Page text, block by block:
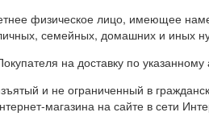
физическое лицо, имеющее
семейных, домашних и иных
на доставку по
и не ограниченный в
магазина на сайте в сети